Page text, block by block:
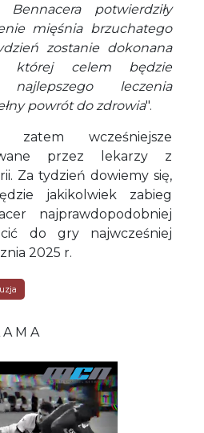
potwierdziły
mięśnia brzuchatego
zostanie dokonana
której celem będzie
leczenia
powrót do zdrowia".
zatem wcześniejsze
przez lekarzy z
Za tydzień dowiemy się,
jakikolwiek zabieg
najprawdopodobniej
do gry najwcześniej
2025 r.
A M A